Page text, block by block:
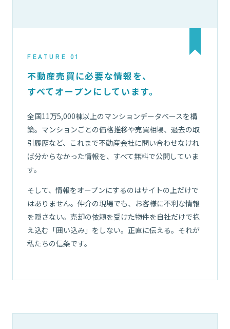
01
FEATURE 01
不動産売買に必要な情報を、
すべてオープンにしています。
全国11万5,000棟以上のマンションデータベースを構
築。マンションごとの価格推移や売買相場、過去の取
引履歴など、これまで不動産会社に問い合わせなけれ
ば分からなかった情報を、すべて無料で公開していま
す。
そして、情報をオープンにするのはサイトの上だけで
はありません。仲介の現場でも、お客様に不利な情報
を隠さない。売却の依頼を受けた物件を自社だけで抱
え込む「囲い込み」をしない。正直に伝える。それが
私たちの信条です。